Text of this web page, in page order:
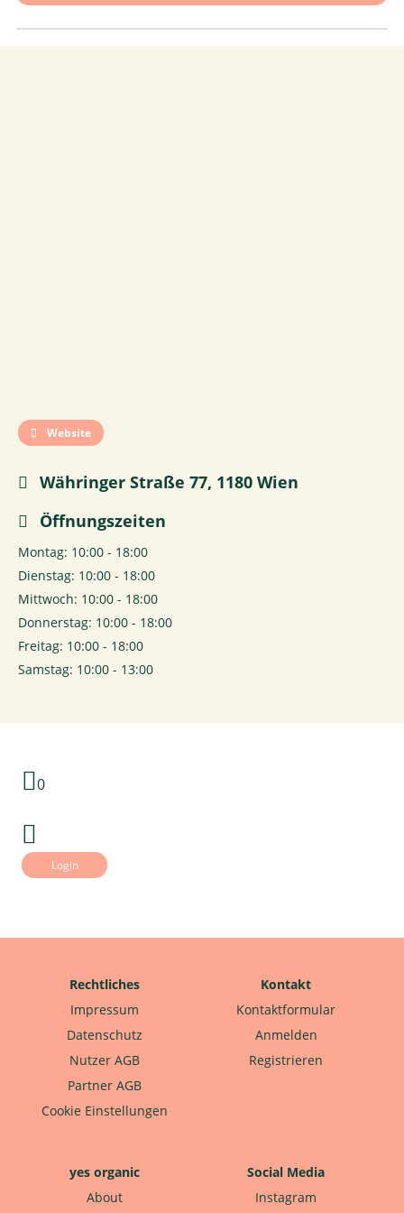
Website
Währinger Straße 77, 1180 Wien
Öffnungszeiten
Montag: 10:00 - 18:00
Dienstag: 10:00 - 18:00
Mittwoch: 10:00 - 18:00
Donnerstag: 10:00 - 18:00
Freitag: 10:00 - 18:00
Samstag: 10:00 - 13:00
0
Login
Rechtliches
Impressum
Datenschutz
Nutzer AGB
Partner AGB
Cookie Einstellungen
Kontakt
Kontaktformular
Anmelden
Registrieren
yes organic
About
Social Media
Instagram